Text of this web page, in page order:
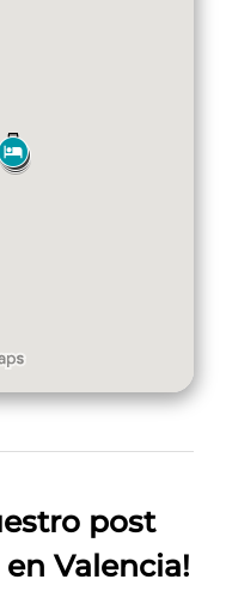
post
Valencia!